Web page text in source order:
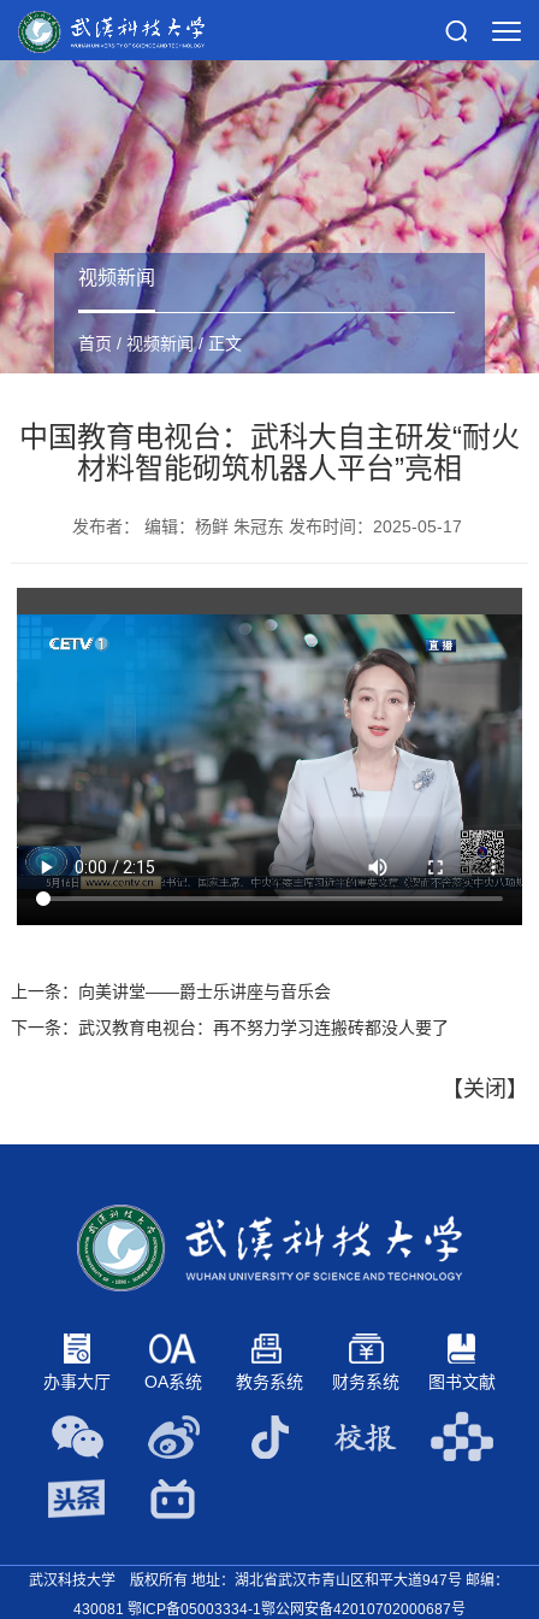
视频新闻
首页 / 视频新闻/ 正文
中国教育电视台：武科大自主研发“耐火
材料智能砌筑机器人平台”亮相
发布者： 编辑：杨鲜 朱冠东 发布时间：2025-05-17
上一条： 向美讲堂——爵士乐讲座与音乐会
下一条： 武汉教育电视台：再不努力学习连搬砖都没人要了
【关闭 】
办事大厅 OA系统 教务系统 财务系统 图书文献
武汉科技大学 版权所有 地址：湖北省武汉市青山区和平大道947号 邮编：
430081 鄂ICP备05003334-1鄂公网安备42010702000687号